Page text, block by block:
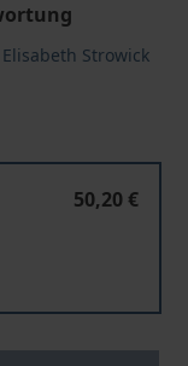
Elisabeth Strowick
50,20 €